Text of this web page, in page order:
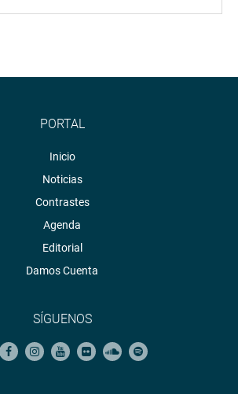
PORTAL
Inicio
Noticias
Contrastes
Agenda
Editorial
Damos Cuenta
SÍGUENOS